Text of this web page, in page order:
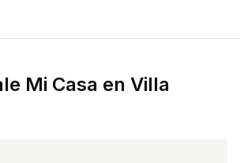
Mi Casa en Villa